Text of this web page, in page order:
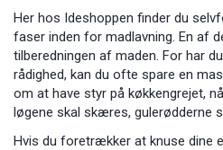
Her hos Ideshoppen finder du
faser inden for madlavning. En af
tilberedningen af maden. For har
rådighed, kan du ofte spare en
om at have styr på køkkengrejet,
løgene skal skæres, gulerødderne
Hvis du foretrækker at knuse dine